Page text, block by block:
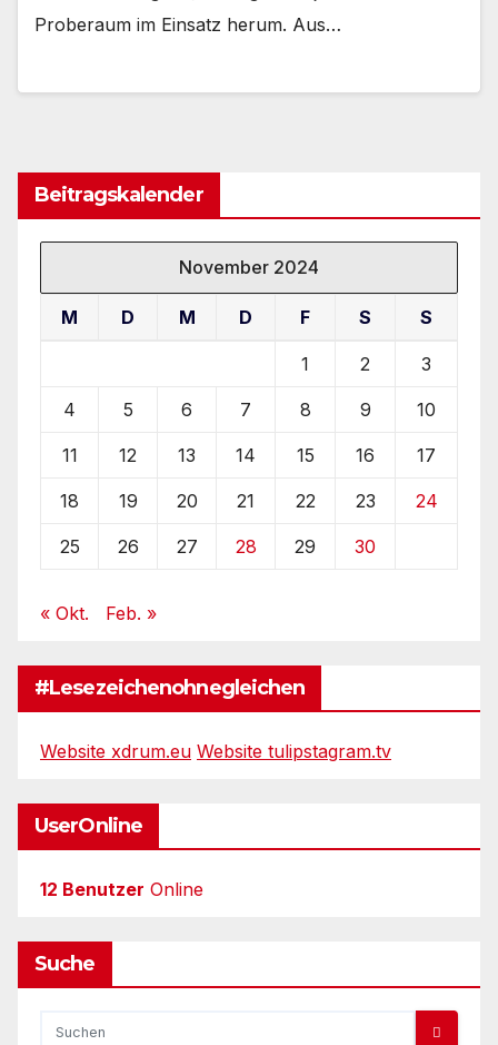
Proberaum im Einsatz herum. Aus…
Beitragskalender
November 2024
M D M D F S S
1 2 3
4 5 6 7 8 9 10
11 12 13 14 15 16 17
18 19 20 21 22 23 24
25 26 27 28 29 30
« Okt. Feb. »
#Lesezeichenohnegleichen
Website xdrum.eu Website tulipstagram.tv
UserOnline
12 Benutzer Online
Suche